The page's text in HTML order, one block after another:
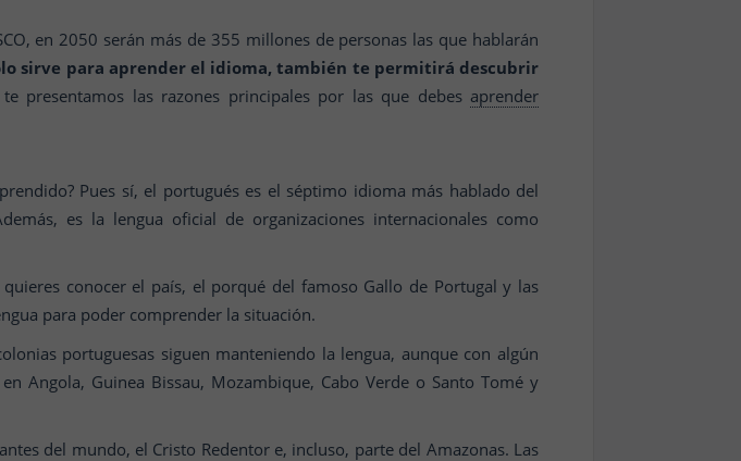
en 2050 serán más de 355 millones de personas las que hablarán
sirve para aprender el idioma, también te permitirá descubrir
te presentamos las razones principales por las que debes aprender
Pues sí, el portugués es el séptimo idioma más hablado del
es la lengua oficial de organizaciones internacionales como
conocer el país, el porqué del famoso Gallo de Portugal y las
para poder comprender la situación.
portuguesas siguen manteniendo la lengua, aunque con algún
Angola, Guinea Bissau, Mozambique, Cabo Verde o Santo Tomé y
del mundo, el Cristo Redentor e, incluso, parte del Amazonas. Las